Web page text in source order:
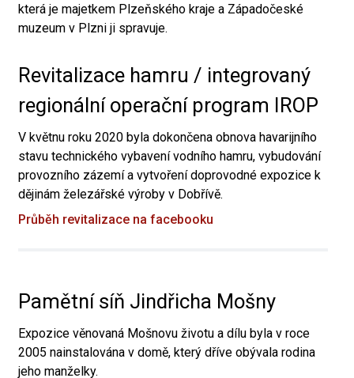
která je majetkem Plzeňského kraje a Západočeské
muzeum v Plzni ji spravuje.
Revitalizace hamru / integrovaný
regionální operační program IROP
V květnu roku 2020 byla dokončena obnova havarijního
stavu technického vybavení vodního hamru, vybudování
provozního zázemí a vytvoření doprovodné expozice k
dějinám železářské výroby v Dobřívě.
Průběh revitalizace na facebooku
Pamětní síň Jindřicha Mošny
Expozice věnovaná Mošnovu životu a dílu byla v roce
2005 nainstalována v domě, který dříve obývala rodina
jeho manželky.